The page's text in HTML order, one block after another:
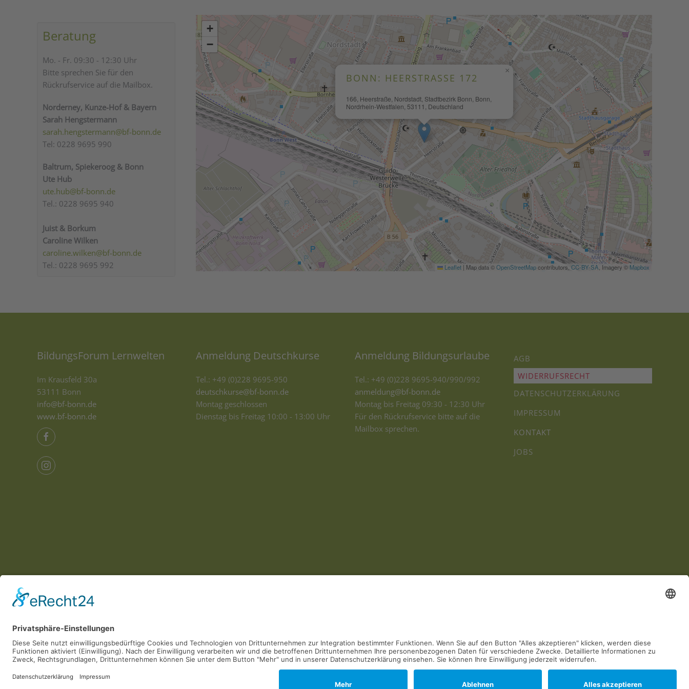
BONN: HEERSTRASSE 172
166, Heerstraße, Nordstadt, Stadtbezirk Bonn, Bonn,
Nordrhein-Westfalen, 53111, Deutschland
×
+
−
Leaflet | Map data ©OpenStreetMapcontributors, CC-BY-SA , Imagery © Mapbox
Beratung
Mo. - Fr. 09:30 - 12:30 Uhr
Bitte sprechen Sie für den
Rückrufservice auf die Mailbox.
Norderney, Kunze-Hof & Bayern
Sarah Hengstermann
sarah.hengstermann@bf-bonn.de
Tel: 0228 9695 990
Baltrum, Spiekeroog & Bonn
Ute Hub
ute.hub@bf-bonn.de
Tel.: 0228 9695 940
Juist & Borkum
Caroline Wilken
caroline.wilken@bf-bonn.de
Tel.: 0228 9695 992
BildungsForum Lernwelten
Im Krausfeld 30a
53111 Bonn
info@bf-bonn.de
www.bf-bonn.de
Anmeldung Deutschkurse
Tel.: +49 (0)228 9695-950
deutschkurse@bf-bonn.de
Montag geschlossen
Dienstag bis Freitag 10:00 - 13:00 Uhr
Anmeldung Bildungsurlaube
Tel.: +49 (0)228 9695-940/990/992
anmeldung@bf-bonn.de
Montag bis Freitag 09:30 - 12:30 Uhr
Für den Rückrufservice bitte auf die
Mailbox sprechen.
AGB
WIDERRUFSRECHT
DATENSCHUTZERKLÄRUNG
IMPRESSUM
KONTAKT
JOBS